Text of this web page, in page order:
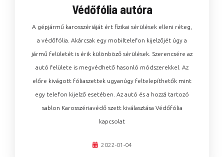
Védőfólia autóra
A gépjármű karosszériáját ért fizikai sérülések elleni réteg,
a védőfólia. Akárcsak egy mobiltelefon kijelzőjét úgy a
jármű felületét is érik különböző sérülések. Szerencsére az
autó felülete is megvédhető hasonló módszerekkel. Az
előre kivágott fóliaszettek ugyanúgy feltelepíthetők mint
egy telefon kijelző esetében. Az autó és a hozzá tartozó
sablon Karosszériavédő szett kiválasztása Védőfólia
kapcsolat
2022-01-04